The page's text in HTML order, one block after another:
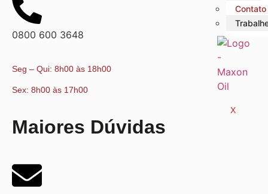
Contato
X
0800 600 3648
Seg – Qui: 8h00 às 18h00
Sex: 8h00 às 17h00
Maiores Dúvidas